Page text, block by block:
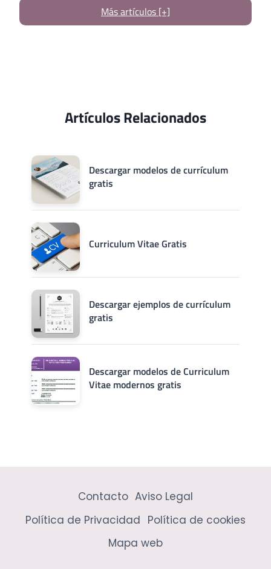
Más artículos [+]
Artículos Relacionados
Descargar modelos de currículum
gratis
Curriculum Vitae Gratis
Descargar ejemplos de currículum
gratis
Descargar modelos de Curriculum
Vitae modernos gratis
Contacto Aviso Legal
Política de Privacidad Política de cookies
Mapa web